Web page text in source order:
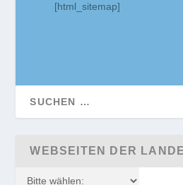
[html_sitemap]
WEBSEITEN DER